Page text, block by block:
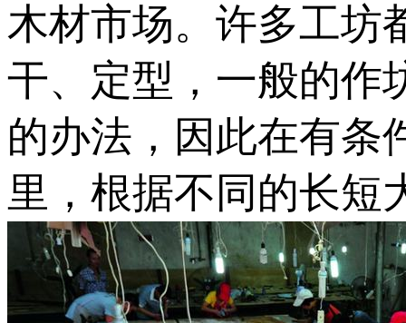
木材市场。许多工坊
干、定型，一般的作
的办法，因此在有条
里，根据不同的长短